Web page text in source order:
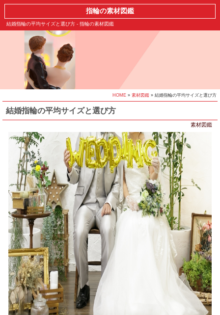
指輪の素材図鑑
結婚指輪の平均サイズと選び方 - 指輪の素材図鑑
HOME » 素材図鑑 » 結婚指輪の平均サイズと選び方
結婚指輪の平均サイズと選び方
素材図鑑